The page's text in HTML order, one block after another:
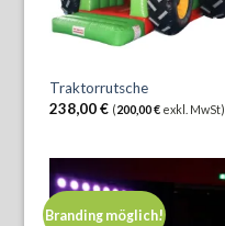
Traktorrutsche
238,00€ (200,00€ exkl. MwSt)
Branding möglich!